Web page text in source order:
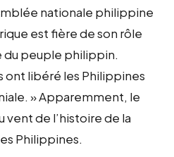
nationale philippine
est fière de son rôle
du peuple philippin.
ont libéré les Philippines
» Apparemment, le
vent de l’histoire de la
Philippines.